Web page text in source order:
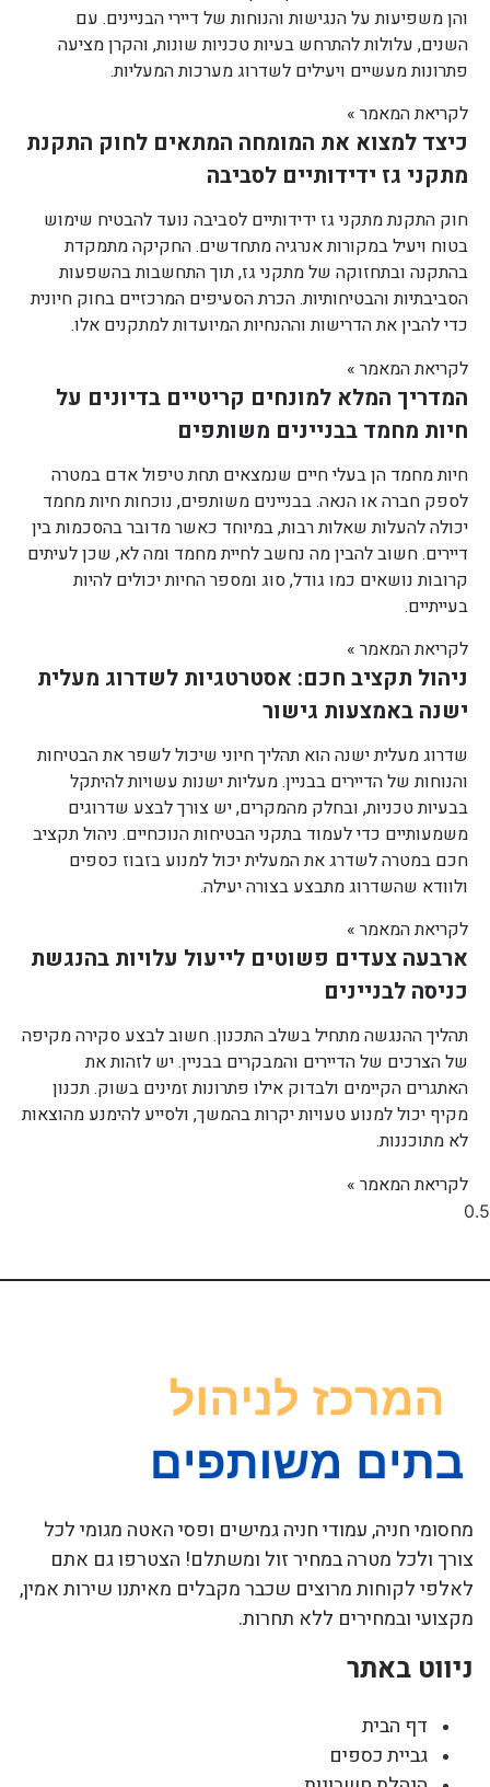
והן משפיעות על הנגישות והנוחות של דיירי הבניינים. עם
השנים, עלולות להתרחש בעיות טכניות שונות, והקרן מציעה
פתרונות מעשיים ויעילים לשדרוג מערכות המעליות.
לקריאת המאמר »
כיצד למצוא את המומחה המתאים לחוק התקנת
מתקני גז ידידותיים לסביבה
חוק התקנת מתקני גז ידידותיים לסביבה נועד להבטיח שימוש
בטוח ויעיל במקורות אנרגיה מתחדשים. החקיקה מתמקדת
בהתקנה ובתחזוקה של מתקני גז, תוך התחשבות בהשפעות
הסביבתיות והבטיחותיות. הכרת הסעיפים המרכזיים בחוק חיונית
כדי להבין את הדרישות וההנחיות המיועדות למתקנים אלו.
לקריאת המאמר »
המדריך המלא למונחים קריטיים בדיונים על
חיות מחמד בבניינים משותפים
חיות מחמד הן בעלי חיים שנמצאים תחת טיפול אדם במטרה
לספק חברה או הנאה. בבניינים משותפים, נוכחות חיות מחמד
יכולה להעלות שאלות רבות, במיוחד כאשר מדובר בהסכמות בין
דיירים. חשוב להבין מה נחשב לחיית מחמד ומה לא, שכן לעיתים
קרובות נושאים כמו גודל, סוג ומספר החיות יכולים להיות
בעייתיים.
לקריאת המאמר »
ניהול תקציב חכם: אסטרטגיות לשדרוג מעלית
ישנה באמצעות גישור
שדרוג מעלית ישנה הוא תהליך חיוני שיכול לשפר את הבטיחות
והנוחות של הדיירים בבניין. מעליות ישנות עשויות להיתקל
בבעיות טכניות, ובחלק מהמקרים, יש צורך לבצע שדרוגים
משמעותיים כדי לעמוד בתקני הבטיחות הנוכחיים. ניהול תקציב
חכם במטרה לשדרג את המעלית יכול למנוע בזבוז כספים
ולוודא שהשדרוג מתבצע בצורה יעילה.
לקריאת המאמר »
ארבעה צעדים פשוטים לייעול עלויות בהנגשת
כניסה לבניינים
תהליך ההנגשה מתחיל בשלב התכנון. חשוב לבצע סקירה מקיפה
של הצרכים של הדיירים והמבקרים בבניין. יש לזהות את
האתגרים הקיימים ולבדוק אילו פתרונות זמינים בשוק. תכנון
מקיף יכול למנוע טעויות יקרות בהמשך, ולסייע להימנע מהוצאות
לא מתוכננות.
לקריאת המאמר »
מחסומי חניה, עמודי חניה גמישים ופסי האטה מגומי לכל
צורך ולכל מטרה במחיר זול ומשתלם! הצטרפו גם אתם
לאלפי לקוחות מרוצים שכבר מקבלים מאיתנו שירות אמין,
מקצועי ובמחירים ללא תחרות.
ניווט באתר
דף הבית
גביית כספים